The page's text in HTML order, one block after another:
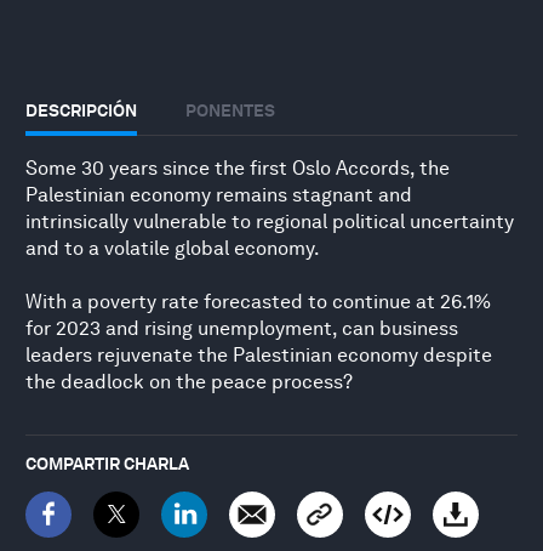
DESCRIPCIÓN PONENTES
Some 30 years since the first Oslo Accords, the
Palestinian economy remains stagnant and
intrinsically vulnerable to regional political uncertainty
and to a volatile global economy.
With a poverty rate forecasted to continue at 26.1%
for 2023 and rising unemployment, can business
leaders rejuvenate the Palestinian economy despite
the deadlock on the peace process?
COMPARTIR CHARLA